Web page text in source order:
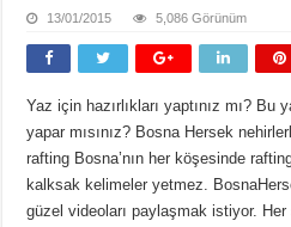
13/01/2015 5,086 Görünüm
Yaz için hazırlıkları yaptınız mı? Bu
yapar mısınız? Bosna Hersek
rafting Bosna’nın her köşesinde
kalksak kelimeler yetmez.
güzel videoları paylaşmak istiyor.